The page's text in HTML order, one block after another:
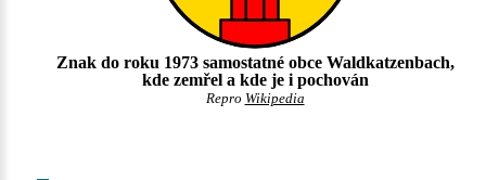
Znak do roku 1973 samostatné obce Waldkatzenbach,
kde zemřel a kde je i pochován
Repro Wikipedia